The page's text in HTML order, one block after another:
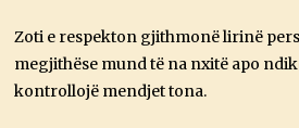
Zoti e respekton gjithmonë lirinë
megjithëse mund të na nxitë apo
kontrollojë mendjet tona.